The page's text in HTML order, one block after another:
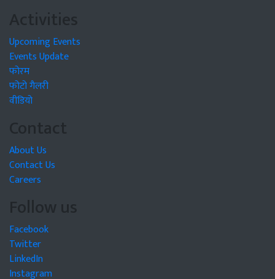
Activities
Upcoming Events
Events Update
फोरम
फोटो गैलरी
वीडियो
Contact
About Us
Contact Us
Careers
Follow us
Facebook
Twitter
LinkedIn
Instagram